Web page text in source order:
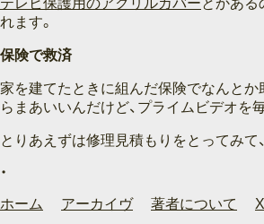
れます。
保険で救済
家を建てたときに組んだ保険でなんと
らまあいいんだけど、プライムビデオを
とりあえずは修理見積もりをとってみ
ホーム アーカイヴ 著者について X